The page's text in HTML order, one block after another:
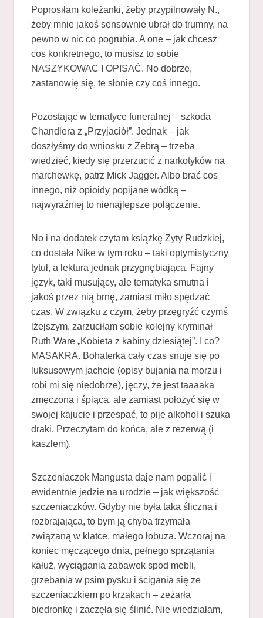
Poprosiłam koleżanki, żeby przypilnowały N.,
żeby mnie jakoś sensownie ubrał do trumny, na
pewno w nic co pogrubia. A one – jak chcesz
cos konkretnego, to musisz to sobie
NASZYKOWAC I OPISAĆ. No dobrze,
zastanowię się, te słonie czy coś innego.
Pozostając w tematyce funeralnej – szkoda
Chandlera z „Przyjaciół”. Jednak – jak
doszłyśmy do wniosku z Zebrą – trzeba
wiedzieć, kiedy się przerzucić z narkotyków na
marchewkę, patrz Mick Jagger. Albo brać cos
innego, niż opioidy popijane wódką –
najwyraźniej to nienajlepsze połączenie.
No i na dodatek czytam książkę Zyty Rudzkiej,
co dostała Nike w tym roku – taki optymistyczny
tytuł, a lektura jednak przygnębiająca. Fajny
język, taki musujący, ale tematyka smutna i
jakoś przez nią brnę, zamiast miło spędzać
czas. W związku z czym, żeby przegryźć czymś
lżejszym, zarzuciłam sobie kolejny kryminał
Ruth Ware „Kobieta z kabiny dziesiątej”. I co?
MASAKRA. Bohaterka cały czas snuje się po
luksusowym jachcie (opisy bujania na morzu i
robi mi się niedobrze), jęczy, że jest taaaaka
zmęczona i śpiąca, ale zamiast położyć się w
swojej kajucie i przespać, to pije alkohol i szuka
draki. Przeczytam do końca, ale z rezerwą (i
kaszlem).
Szczeniaczek Mangusta daje nam popalić i
ewidentnie jedzie na urodzie – jak większość
szczeniaczków. Gdyby nie była taka śliczna i
rozbrajająca, to bym ją chyba trzymała
związaną w klatce, małego łobuza. Wczoraj na
koniec męczącego dnia, pełnego sprzątania
kałuż, wyciągania zabawek spod mebli,
grzebania w psim pysku i ścigania się ze
szczeniaczkiem po krzakach – zeżarła
biedronkę i zaczęła się ślinić. Nie wiedziałam,